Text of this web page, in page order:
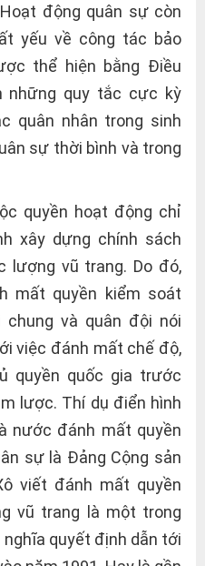
động quân sự còn
yếu về công tác bảo
thể hiện bằng Điều
những quy tắc cực kỳ
quân nhân trong sinh
sự thời bình và trong
quyền hoạt động chỉ
xây dựng chính sách
lượng vũ trang. Do đó,
mất quyền kiểm soát
và quân đội nói
việc đánh mất chế độ,
quyền quốc gia trước
lược. Thí dụ điển hình
nước đánh mất quyền
sự là Đảng Cộng sản
viết đánh mất quyền
vũ trang là một trong
quyết định dẫn tới